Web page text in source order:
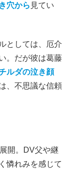
穴から 見てい
としては、厄介
。だが彼は葛藤
ルダの泣き顔
、不思議な信頼
開。DV父や継
憐れみを感じて